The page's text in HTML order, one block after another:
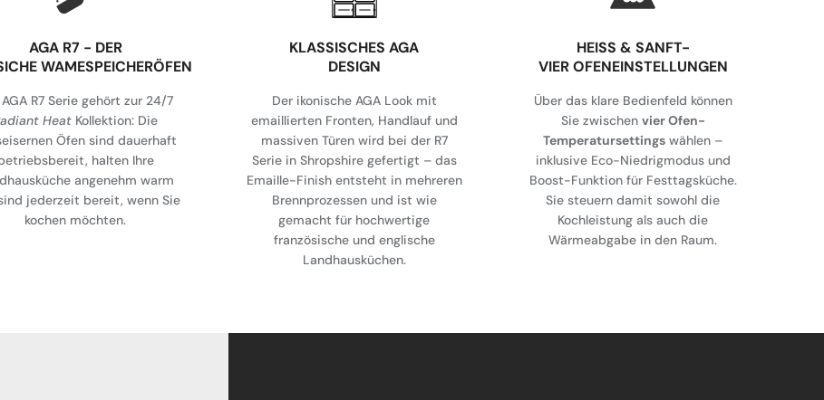
AGA R7 - DER
WAMESPEICHERÖFEN
R7 Serie gehört zur 24/7
Heat Kollektion: Die
Öfen sind dauerhaft
halten Ihre
angenehm warm
jederzeit bereit, wenn Sie
kochen möchten.
KLASSISCHES AGA
DESIGN
Der ikonische AGA Look mit
emaillierten Fronten, Handlauf und
massiven Türen wird bei der R7
Serie in Shropshire gefertigt – das
Emaille-Finish entsteht in mehreren
Brennprozessen und ist wie
gemacht für hochwertige
französische und englische
Landhausküchen.
HEISS & SANFT-
VIER OFENEINSTELLUNGEN
Über das klare Bedienfeld können
Sie zwischen vier Ofen-
Temperatursettings wählen –
inklusive Eco-Niedrigmodus und
Boost-Funktion für Festtagsküche.
Sie steuern damit sowohl die
Kochleistung als auch die
Wärmeabgabe in den Raum.